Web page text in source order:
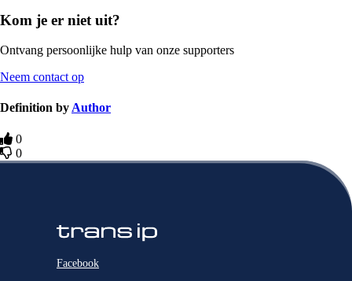
Kom je er niet uit?
Ontvang persoonlijke hulp van onze supporters
Neem contact op
Definition byAuthor
0
0
Facebook